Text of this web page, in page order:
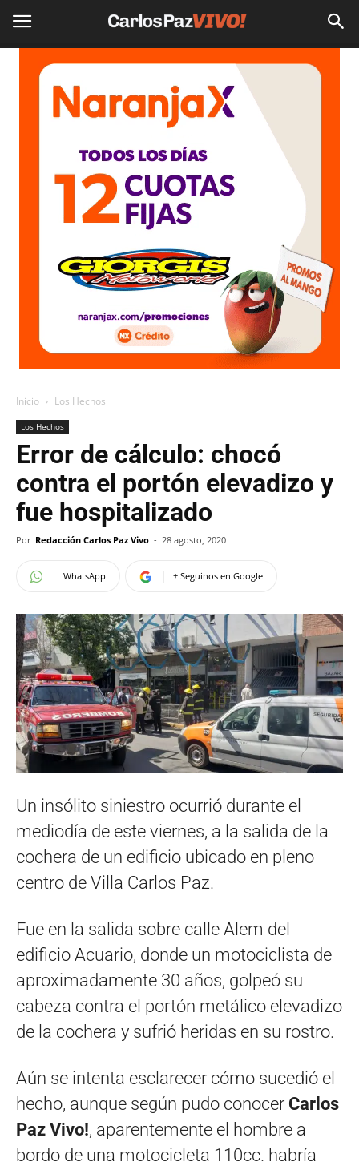
Inicio Los Hechos
Los Hechos
Error de cálculo: chocó
contra el portón elevadizo y
fue hospitalizado
Por Redacción Carlos Paz Vivo - 28 agosto, 2020
WhatsApp + Seguinos en Google
Un insólito siniestro ocurrió durante el
mediodía de este viernes, a la salida de la
cochera de un edificio ubicado en pleno
centro de Villa Carlos Paz.
Fue en la salida sobre calle Alem del
edificio Acuario, donde un motociclista de
aproximadamente 30 años, golpeó su
cabeza contra el portón metálico elevadizo
de la cochera y sufrió heridas en su rostro.
Aún se intenta esclarecer cómo sucedió el
hecho, aunque según pudo conocer Carlos
Paz Vivo!, aparentemente el hombre a
bordo de una motocicleta 110cc. habría